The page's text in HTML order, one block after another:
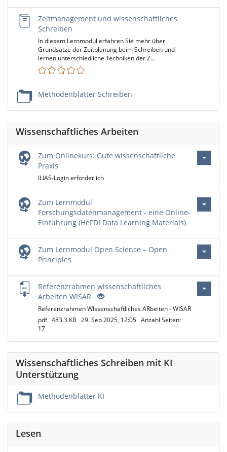
Zeitmanagement und wissenschaftliches
Schreiben
In diesem Lernmodul erfahren Sie mehr über
Grundsätze der Zeitplanung beim Schreiben und
lernen unterschiedliche Techniken der Z…
Methodenblätter Schreiben
Wissenschaftliches Arbeiten
Zum Onlinekurs: Gute wissenschaftliche
Praxis
ILIAS-Login erforderlich
Zum Lernmodul
Forschungsdatenmanagement - eine Online-
Einführung (HeFDI Data Learning Materials)
Zum Lernmodul Open Science – Open
Principles
Referenzrahmen wissenschaftliches
Arbeiten WISAR
Referenzrahmen WIssenschaftliches ARbeiten - WISAR
pdf 483.3 KB 29. Sep 2025, 12:05 Anzahl Seiten:
17
Wissenschaftliches Schreiben mit KI
Unterstützung
Methodenblätter KI
Lesen